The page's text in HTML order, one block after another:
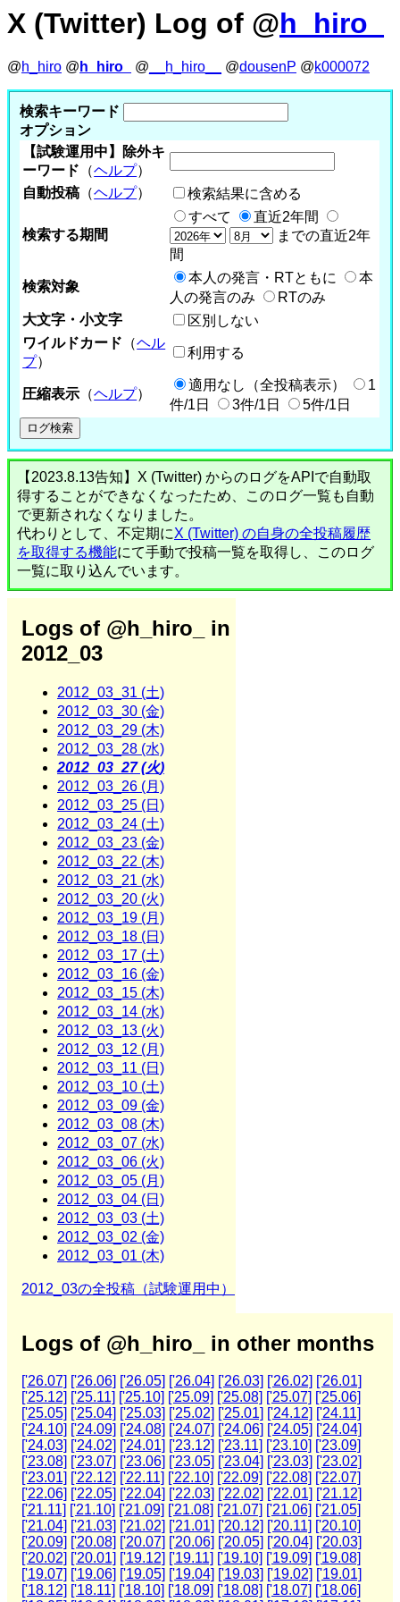
X (Twitter) Log of @h_hiro_
@h_hiro @ h_hiro_ @ __h_hiro__ @dousenP @k000072
検索キーワード
オプション
【試験運用中】除外キ
ーワード （ヘルプ）
自動投稿 （ヘルプ） 検索結果に含める
検索する期間
すべて
直近2年間
までの直近2年
間
検索対象
本人の発言・RTともに
本
人の発言のみ
RTのみ
大文字・小文字
区別しない
ワイルドカード （ヘル
プ）
利用する
圧縮表示 （ヘルプ）
適用なし（全投稿表示）
1
件/1日
3件/1日 5件/1日
【2023.8.13告知】X (Twitter) からのログをAPIで自動取
得することができなくなったため、このログ一覧も自動
で更新されなくなりました。
代わりとして、不定期にX (Twitter) の自身の全投稿履歴
を取得する機能にて手動で投稿一覧を取得し、このログ
一覧に取り込んでいます。
Logs of @h_hiro_ in
2012_03
2012_03_31 (土)
2012_03_30 (金)
2012_03_29 (木)
2012_03_28 (水)
2012_03_27 (火)
2012_03_26 (月)
2012_03_25 (日)
2012_03_24 (土)
2012_03_23 (金)
2012_03_22 (木)
2012_03_21 (水)
2012_03_20 (火)
2012_03_19 (月)
2012_03_18 (日)
2012_03_17 (土)
2012_03_16 (金)
2012_03_15 (木)
2012_03_14 (水)
2012_03_13 (火)
2012_03_12 (月)
2012_03_11 (日)
2012_03_10 (土)
2012_03_09 (金)
2012_03_08 (木)
2012_03_07 (水)
2012_03_06 (火)
2012_03_05 (月)
2012_03_04 (日)
2012_03_03 (土)
2012_03_02 (金)
2012_03_01 (木)
2012_03の全投稿（試験運用中）
Logs of @h_hiro_ in other months
['26.07] ['26.06] ['26.05] ['26.04] ['26.03] ['26.02] ['26.01]
['25.12] ['25.11] ['25.10] ['25.09] ['25.08] ['25.07] ['25.06]
['25.05] ['25.04] ['25.03] ['25.02] ['25.01] ['24.12] ['24.11]
['24.10] ['24.09] ['24.08] ['24.07] ['24.06] ['24.05] ['24.04]
['24.03] ['24.02] ['24.01] ['23.12] ['23.11] ['23.10] ['23.09]
['23.08] ['23.07] ['23.06] ['23.05] ['23.04] ['23.03] ['23.02]
['23.01] ['22.12] ['22.11] ['22.10] ['22.09] ['22.08] ['22.07]
['22.06] ['22.05] ['22.04] ['22.03] ['22.02] ['22.01] ['21.12]
['21.11] ['21.10] ['21.09] ['21.08] ['21.07] ['21.06] ['21.05]
['21.04] ['21.03] ['21.02] ['21.01] ['20.12] ['20.11] ['20.10]
['20.09] ['20.08] ['20.07] ['20.06] ['20.05] ['20.04] ['20.03]
['20.02] ['20.01] ['19.12] ['19.11] ['19.10] ['19.09] ['19.08]
['19.07] ['19.06] ['19.05] ['19.04] ['19.03] ['19.02] ['19.01]
['18.12] ['18.11] ['18.10] ['18.09] ['18.08] ['18.07] ['18.06]